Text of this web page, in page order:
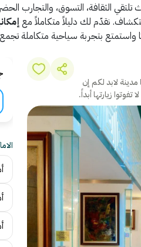
الثقافة، التسوق، والتجارب
نقدّم لك دليلاً متكاملاً مع
بتجربة سياحية متكاملة تجمع
مدينة لابد لكم إن
زيارتها أبداً.